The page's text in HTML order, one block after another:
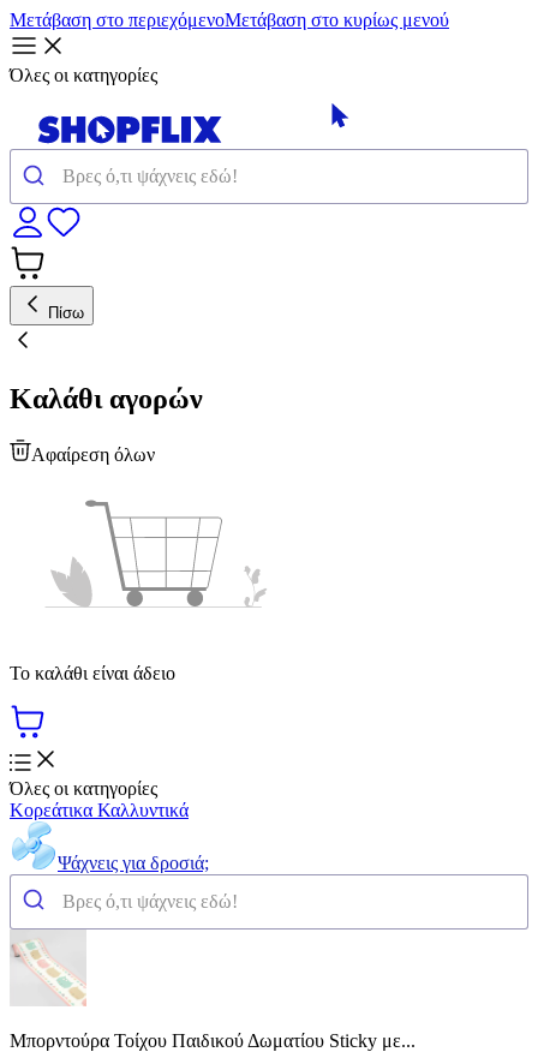
Μετάβαση στο περιεχόμενοΜετάβαση στο κυρίως μενού
Όλες οι κατηγορίες
Πίσω
Καλάθι αγορών
Αφαίρεση όλων
Το καλάθι είναι άδειο
Όλες οι κατηγορίες
Κορεάτικα Καλλυντικά
Ψάχνεις για δροσιά;
Μπορντούρα Τοίχου Παιδικού Δωματίου Sticky με...